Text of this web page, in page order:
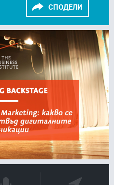
СПОДЕЛИ
LINKEDIN